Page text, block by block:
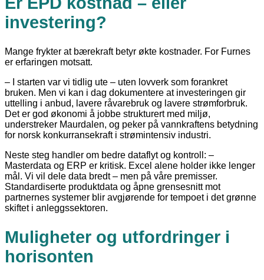
investering?
Mange frykter at bærekraft betyr økte kostnader. For Furnes
er erfaringen motsatt.
– I starten var vi tidlig ute – uten lovverk som forankret
bruken. Men vi kan i dag dokumentere at investeringen gir
uttelling i anbud, lavere råvarebruk og lavere strømforbruk.
Det er god økonomi å jobbe strukturert med miljø,
understreker Maurdalen, og peker på vannkraftens betydning
for norsk konkurransekraft i strømintensiv industri.
Neste steg handler om bedre dataflyt og kontroll: –
Masterdata og ERP er kritisk. Excel alene holder ikke lenger
mål. Vi vil dele data bredt – men på våre premisser.
Standardiserte produktdata og åpne grensesnitt mot
partnernes systemer blir avgjørende for tempoet i det grønne
skiftet i anleggssektoren.
Muligheter og utfordringer i
horisonten